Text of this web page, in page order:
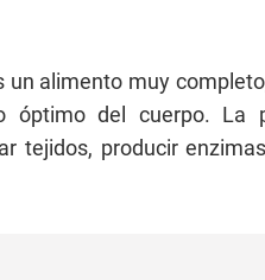
un alimento muy
óptimo del cuerpo. La
tejidos, producir